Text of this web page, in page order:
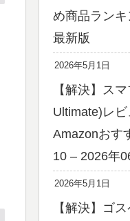
め商品ラン
最新版
2026年5月1日
【解決】ス
Ultimate)レ
Amazonおす
10 – 2026年
2026年5月1日
【解決】ゴ